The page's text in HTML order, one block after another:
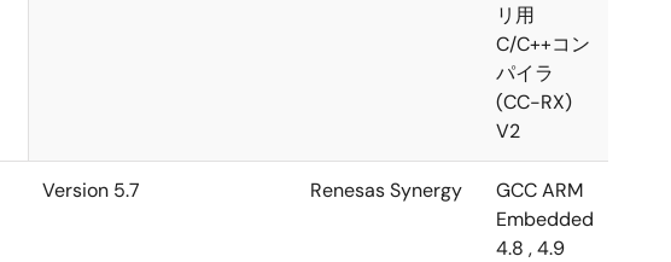
リ用
C/C++コン
パイラ
(CC-RX)
V2
Version 5.7 Renesas Synergy
GCC ARM
Embedded
4.8 , 4.9